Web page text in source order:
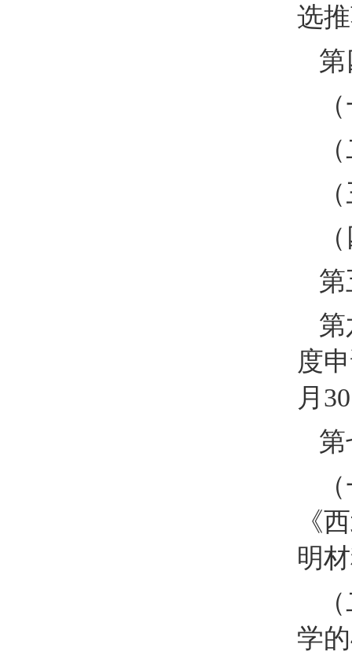
选
度
月
《
明
学